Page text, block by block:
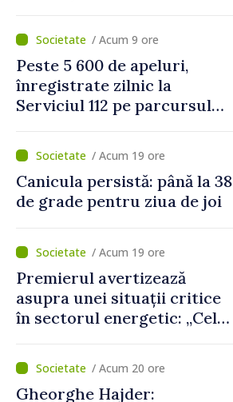
Mediu privind aplicarea a
două regulamente din
domeniu
/ Acum 9 ore
Peste 5 600 de apeluri,
înregistrate zilnic la
Serviciul 112 pe parcursul
cetățeni au solicitat
ambulanța/ Acum 19 ore
Canicula persistă: până la 38
de grade pentru ziua de joi
/ Acum 19 ore
Premierul avertizează
asupra unei situații critice
în sectorul energetic: „Cel
putea cumpăra nici curent
de avarie”/ Acum 20 ore
Gheorghe Hajder: